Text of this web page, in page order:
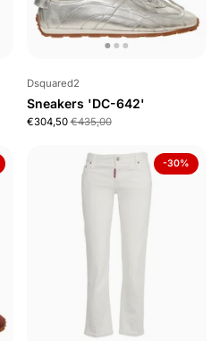
Dsquared2
Sneakers 'DC-642'
€304,50 €435,00
-30%